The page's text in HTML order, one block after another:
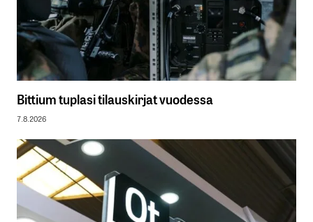
Bittium tuplasi tilauskirjat vuodessa
7.8.2026